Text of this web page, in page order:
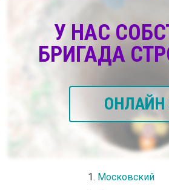
У НАС
БРИГАДА
ОНЛАЙН
Московский